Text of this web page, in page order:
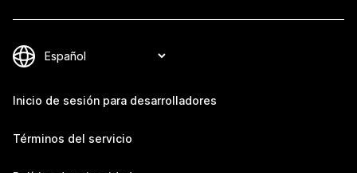
Inicio de sesión para desarrolladores
Términos del servicio